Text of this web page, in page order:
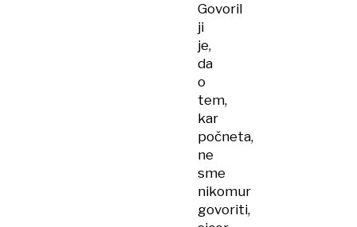
Govoril
ji
je,
da
o
tem,
kar
počneta,
ne
sme
nikomur
govoriti,